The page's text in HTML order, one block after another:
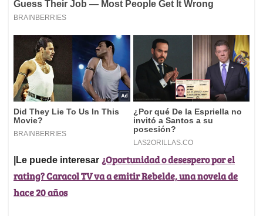
|Le puede interesar ¿Oportunidad o desespero por el
rating? Caracol TV va a emitir Rebelde, una novela de
hace 20 años